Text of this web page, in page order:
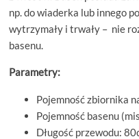
np. do wiaderka lub innego
wytrzymały i trwały – nie
basenu.
Parametry:
Pojemność zbiornika
Pojemność basenu
Długość przewodu: